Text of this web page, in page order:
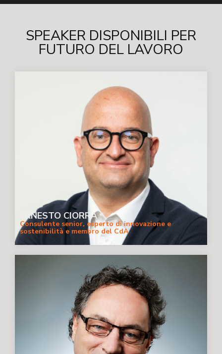
SPEAKER DISPONIBILI PER
FUTURO DEL LAVORO
ERNESTO CIORRA
Consulente senior, esperto di innovazione e
sostenibilità e membro del CdA